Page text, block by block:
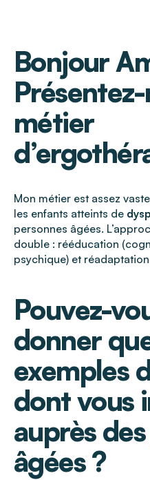
Bonjour
métier
Mon métier est assez
les enfants atteints de
personnes âgées.
double : rééducation
psychique) et
Pouvez-
donner
exemples
dont vous
auprès
âgées ?